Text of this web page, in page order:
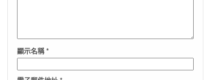
顯示名稱*